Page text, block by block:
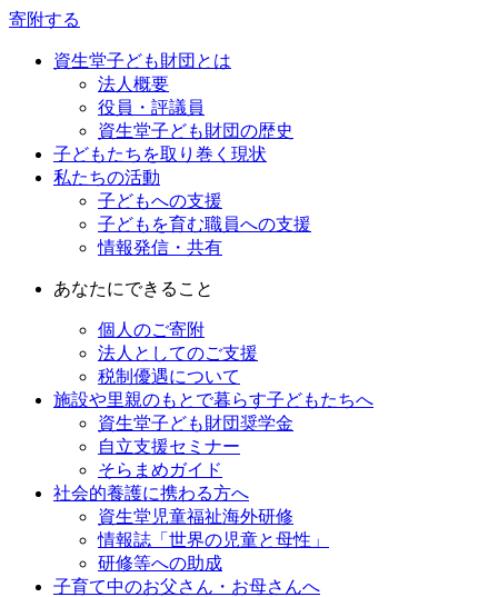
寄附する
資生堂子ども財団とは
法人概要
役員・評議員
資生堂子ども財団の歴史
子どもたちを取り巻く現状
私たちの活動
子どもへの支援
子どもを育む職員への支援
情報発信・共有
あなたにできること
個人のご寄附
法人としてのご支援
税制優遇について
施設や里親のもとで暮らす子どもたちへ
資生堂子ども財団奨学金
自立支援セミナー
そらまめガイド
社会的養護に携わる方へ
資生堂児童福祉海外研修
情報誌「世界の児童と母性」
研修等への助成
子育て中のお父さん・お母さんへ